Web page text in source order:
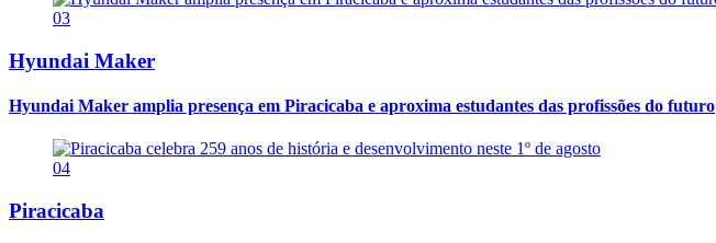
03
Hyundai Maker
Hyundai Maker amplia presença em Piracicaba e aproxima estudantes das profissões do futuro
04
Piracicaba